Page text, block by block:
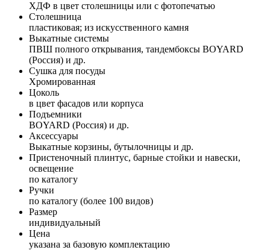
ХДФ в цвет столешницы или с фотопечатью
Столешница
пластиковая; из искусственного камня
Выкатные системы
ПВШ полного открывания, тандембоксы BOYARD
(Россия) и др.
Сушка для посуды
Хромированная
Цоколь
в цвет фасадов или корпуса
Подъемники
BOYARD (Россия) и др.
Аксессуары
Выкатные корзины, бутылочницы и др.
Пристеночный плинтус, барные стойки и навески,
освещение
по каталогу
Ручки
по каталогу (более 100 видов)
Размер
индивидуальный
Цена
указана за базовую комплектацию